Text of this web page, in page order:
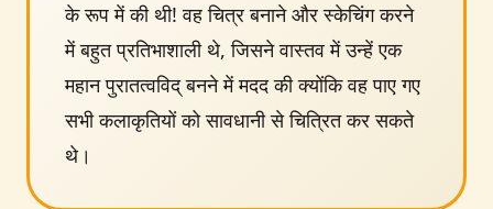
के रूप में की थी! वह चित्र बनाने और स्केचिंग करने
में बहुत प्रतिभाशाली थे, जिसने वास्तव में उन्हें एक
महान पुरातत्वविद् बनने में मदद की क्योंकि वह पाए गए
सभी कलाकृतियों को सावधानी से चित्रित कर सकते
थे।